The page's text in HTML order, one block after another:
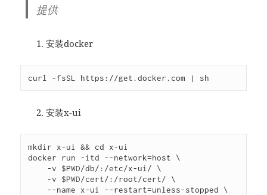
提供
安装docker
curl -fsSL https://get.docker.com | sh
安装x-ui
mkdir x-ui && cd x-ui
docker run -itd --network=host \
    -v
$PWD/db/:/etc/x-ui/ \
    -v
$PWD/cert/:/root/cert/ \